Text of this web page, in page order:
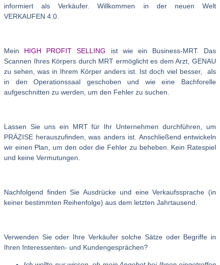
informiert als Verkäufer. Willkommen in der neuen Welt
VERKAUFEN 4.0.
Mein HIGH PROFIT SELLING ist wie ein Business-MRT. Das
Scannen Ihres Körpers durch MRT ermöglicht es dem Arzt, GENAU
zu sehen, was in Ihrem Körper anders ist. Ist doch viel besser, als
in den Operationssaal geschoben und wie eine Bachforelle
aufgeschnitten zu werden, um den Fehler zu suchen.
Lassen Sie uns ein MRT für Ihr Unternehmen durchführen, um
PRÄZISE herauszufinden, was anders ist. Anschließend entwickeln
wir einen Plan, um den oder die Fehler zu beheben. Kein Ratespiel
und keine Vermutungen.
Nachfolgend finden Sie Ausdrücke und eine Verkaufssprache (in
keiner bestimmten Reihenfolge) aus dem letzten Jahrtausend.
Verwenden Sie oder Ihre Verkäufer solche Sätze oder Begriffe in
Ihren Interessenten- und Kundengesprächen?